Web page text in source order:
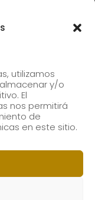
utilizamos
y/o
El
nos permitirá
de
en este sitio.
our news by